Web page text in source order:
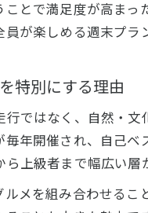
とで満足度が高ま
が楽しめる週末プラ
特別にする理由
ではなく、自然・
年開催され、自己
上級者まで幅広い層
メを組み合わせる